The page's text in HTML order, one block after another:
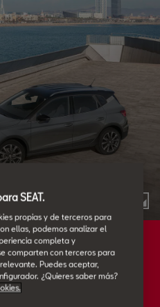
Limited Edition.
SEAT.
propias y de terceros para
ellas, podemos analizar el
completa y
comparten con terceros para
Puedes aceptar,
¿Quieres saber más?